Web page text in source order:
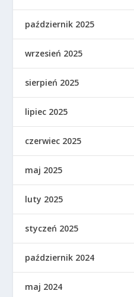
październik 2025
wrzesień 2025
sierpień 2025
lipiec 2025
czerwiec 2025
maj 2025
luty 2025
styczeń 2025
październik 2024
maj 2024